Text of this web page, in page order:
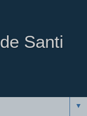
Santi
▼